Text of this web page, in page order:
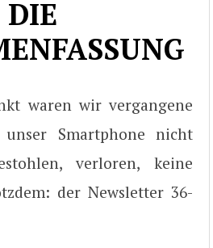
DIE
waren wir vergangene
Smartphone nicht
verloren, keine
der Newsletter 36-